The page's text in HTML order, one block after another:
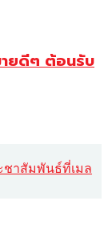
ยดีๆ ต้อนรับ
ะชาสัมพันธ์ที่เมล